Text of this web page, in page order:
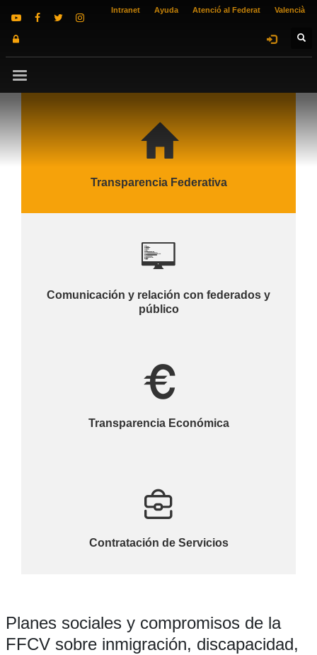
Intranet Ayuda Atenció al Federat Valencià
Transparencia Federativa
Comunicación y relación con federados y
público
Transparencia Económica
Contratación de Servicios
Planes sociales y compromisos de la
FFCV sobre inmigración, discapacidad,